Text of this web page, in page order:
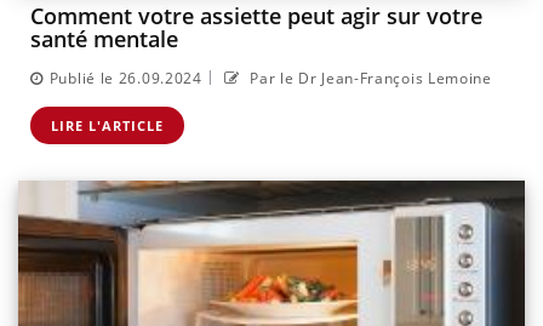
Comment votre assiette peut agir sur votre
santé mentale
Publié le 26.09.2024 | Par le Dr Jean-François Lemoine
LIRE L'ARTICLE